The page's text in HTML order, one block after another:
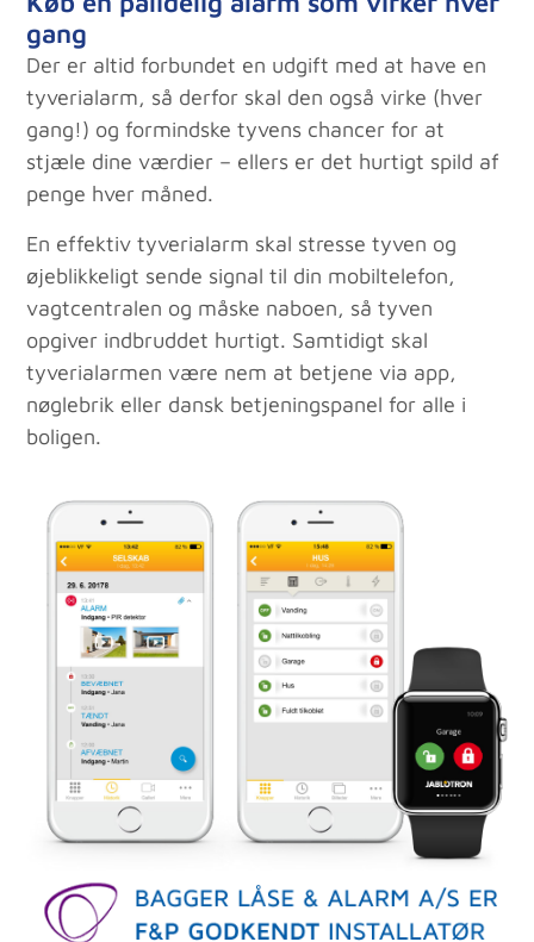
gang
Der er altid forbundet en udgift med at have en
tyverialarm, så derfor skal den også virke (hver
gang!) og formindske tyvens chancer for at
stjæle dine værdier – ellers er det hurtigt spild af
penge hver måned.
En effektiv tyverialarm skal stresse tyven og
øjeblikkeligt sende signal til din mobiltelefon,
vagtcentralen og måske naboen, så tyven
opgiver indbruddet hurtigt. Samtidigt skal
tyverialarmen være nem at betjene via app,
nøglebrik eller dansk betjeningspanel for alle i
boligen.